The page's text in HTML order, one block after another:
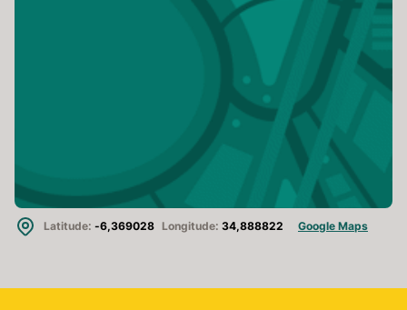
Latitude: -6,369028 Longitude: 34,888822 Google Maps